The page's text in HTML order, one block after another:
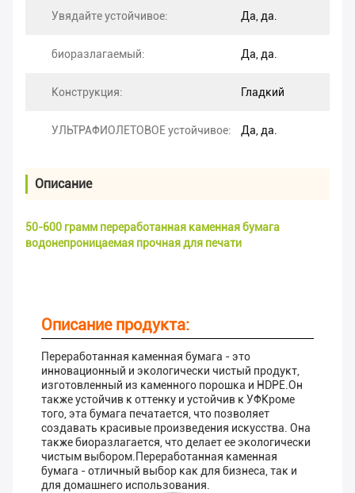
Увядайте устойчивое: Да, да.
биоразлагаемый: Да, да.
Конструкция: Гладкий
УЛЬТРАФИОЛЕТОВОЕ устойчивое: Да, да.
Описание
50-600 грамм переработанная каменная бумага
водонепроницаемая прочная для печати
Описание продукта:
Переработанная каменная бумага - это
инновационный и экологически чистый продукт,
изготовленный из каменного порошка и HDPE.Он
также устойчив к оттенку и устойчив к УФКроме
того, эта бумага печатается, что позволяет
создавать красивые произведения искусства. Она
также биоразлагается, что делает ее экологически
чистым выбором.Переработанная каменная
бумага - отличный выбор как для бизнеса, так и
для домашнего использования.